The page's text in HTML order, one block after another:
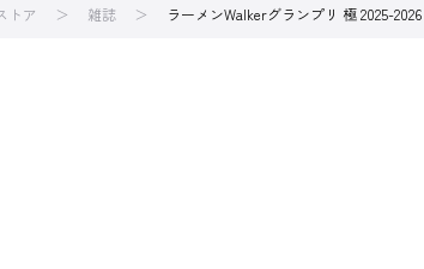
トア 雑誌 ラーメンWalkerグランプリ 極 2025-2026